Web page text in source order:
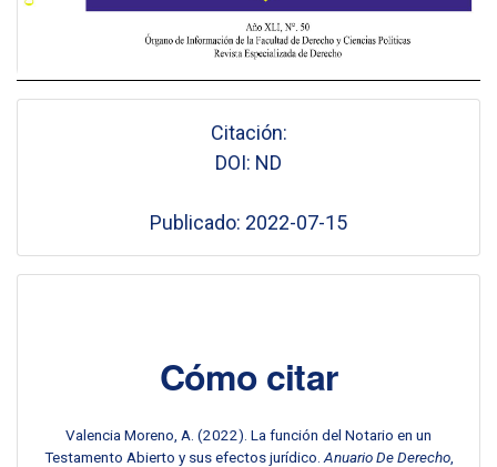
Citación:
DOI: ND
Publicado: 2022-07-15
Cómo citar
Valencia Moreno, A. (2022). La función del Notario en un
Testamento Abierto y sus efectos jurídico. Anuario De Derecho,